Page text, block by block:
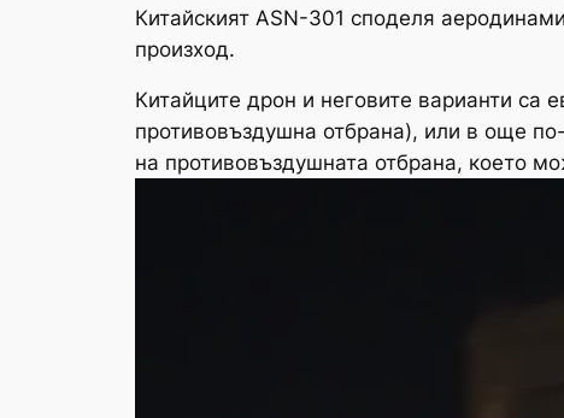
Китайският ASN-301 споделя
произход.
Китайците дрон и неговите варианти са
противовъздушна отбрана), или в още
на противовъздушната отбрана, което